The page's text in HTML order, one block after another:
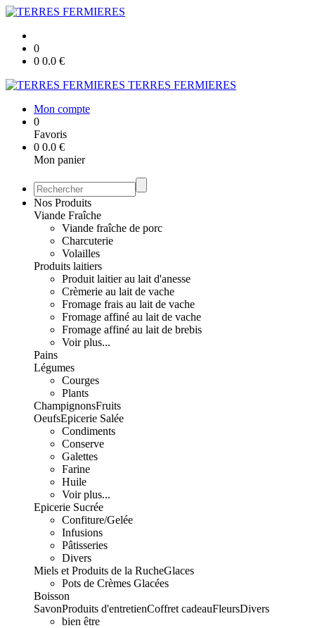
0
0 0.0 €
TERRES FERMIERES
Mon compte
0
Favoris
0 0.0 €
Mon panier
Nos Produits
Viande Fraîche
Viande fraîche de porc
Charcuterie
Volailles
Produits laitiers
Produit laitier au lait d'anesse
Crèmerie au lait de vache
Fromage frais au lait de vache
Fromage affiné au lait de vache
Fromage affiné au lait de brebis
Voir plus...
Pains
Légumes
Courges
Plants
ChampignonsFruits
OeufsEpicerie Salée
Condiments
Conserve
Galettes
Farine
Huile
Voir plus...
Epicerie Sucrée
Confiture/Gelée
Infusions
Pâtisseries
Divers
Miels et Produits de la RucheGlaces
Pots de Crèmes Glacées
Boisson
SavonProduits d'entretienCoffret cadeauFleursDivers
bien être